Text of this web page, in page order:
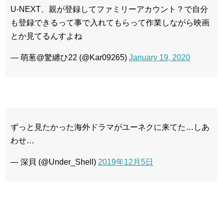
U-NEXT、親が登録してファミリーアカウント？で自分
も登録できるって事で入れてもらって作業しながら映画
とか見てるんすよね
— 萌葱@驚纏ひ22 (@Kar09265) January 19, 2020
ずっと見たかった海外ドラマがユーネクに来てた…しあ
わせ…
— 深貝 (@Under_Shell) 2019年12月5日